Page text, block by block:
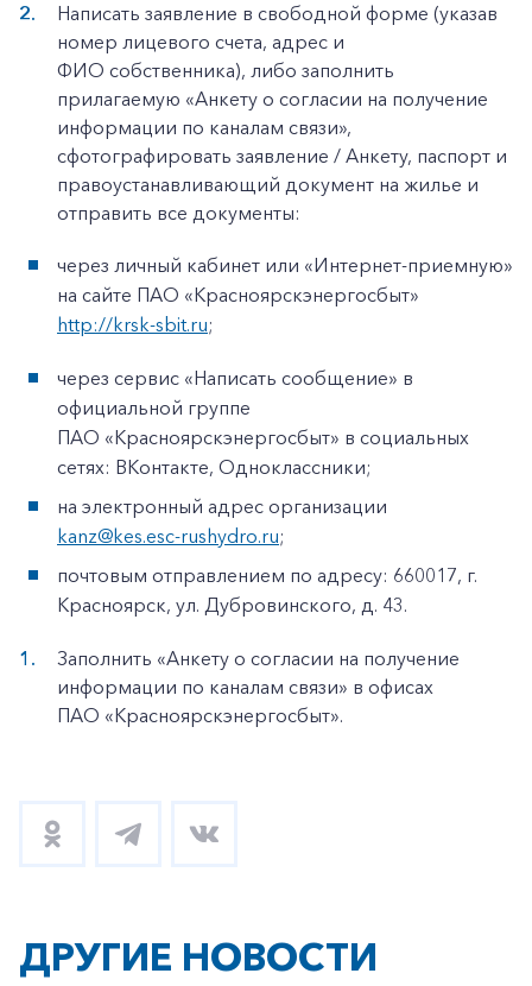
Написать заявление в свободной форме (указав
номер лицевого счета, адрес и
ФИО собственника), либо заполнить
прилагаемую «Анкету о согласии на получение
информации по каналам связи»,
сфотографировать заявление / Анкету, паспорт и
правоустанавливающий документ на жилье и
отправить все документы:
через личный кабинет или «Интернет-приемную»
на сайте ПАО «Красноярскэнергосбыт»
http://krsk-sbit.ru;
через сервис «Написать сообщение» в
официальной группе
ПАО «Красноярскэнергосбыт» в социальных
сетях: ВКонтакте, Одноклассники;
на электронный адрес организации
kanz@kes.esc-rushydro.ru;
почтовым отправлением по адресу: 660017, г.
Красноярск, ул. Дубровинского, д. 43.
Заполнить «Анкету о согласии на получение
информации по каналам связи» в офисах
ПАО «Красноярскэнергосбыт».
ДРУГИЕ НОВОСТИ